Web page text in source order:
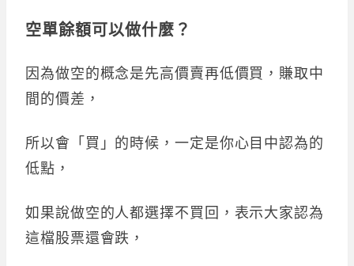
空單餘額可以做什麼？
因為做空的概念是先高價賣再低價買，賺取中
間的價差，
所以會「買」的時候，一定是你心目中認為的
低點，
如果說做空的人都選擇不買回，表示大家認為
這檔股票還會跌，